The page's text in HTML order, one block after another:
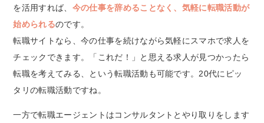
を活用すれば、 今の仕事を辞めることなく、気軽に転職活動が
始められるのです。
転職サイトなら、今の仕事を続けながら気軽にスマホで求人を
チェックできます。「これだ！」と思える求人が見つかったら
転職を考えてみる、という転職活動も可能です。20代にピッ
タリの転職活動ですね。
一方で転職エージェントはコンサルタントとやり取りをします